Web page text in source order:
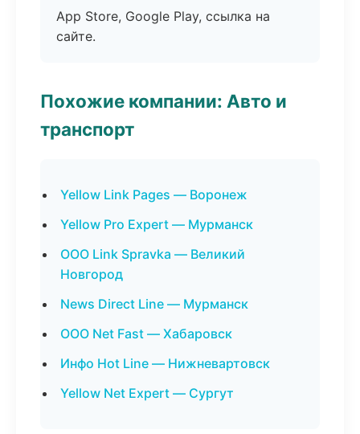
App Store, Google Play, ссылка на
сайте.
Похожие компании: Авто и
транспорт
Yellow Link Pages — Воронеж
Yellow Pro Expert — Мурманск
ООО Link Spravka — Великий
Новгород
News Direct Line — Мурманск
ООО Net Fast — Хабаровск
Инфо Hot Line — Нижневартовск
Yellow Net Expert — Сургут